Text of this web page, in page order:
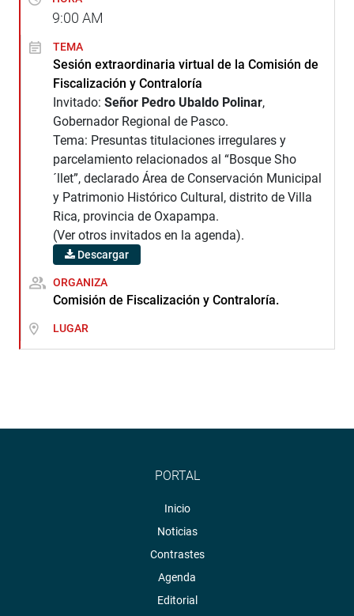
9:00 AM
TEMA
Sesión extraordinaria virtual de la Comisión de
Fiscalización y Contraloría
Invitado: Señor Pedro Ubaldo Polinar,
Gobernador Regional de Pasco.
Tema: Presuntas titulaciones irregulares y
parcelamiento relacionados al “Bosque Sho
´llet”, declarado Área de Conservación Municipal
y Patrimonio Histórico Cultural, distrito de Villa
Rica, provincia de Oxapampa.
(Ver otros invitados en la agenda).
Descargar
ORGANIZA
Comisión de Fiscalización y Contraloría.
LUGAR
PORTAL
Inicio
Noticias
Contrastes
Agenda
Editorial